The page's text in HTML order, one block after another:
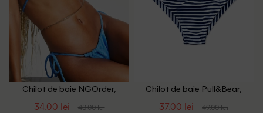
Chilot de baie NGOrder,
34.00 lei 48.00 lei
Chilot de baie Pull&Bear,
37.00 lei 49.00 lei